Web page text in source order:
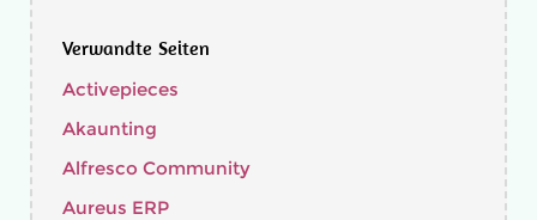
Verwandte Seiten
Activepieces
Akaunting
Alfresco Community
Aureus ERP